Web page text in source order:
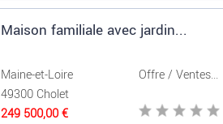
Maison familiale avec jardin...
Maine-et-Loire
49300 Cholet
249 500,00 €
Offre / Ventes...